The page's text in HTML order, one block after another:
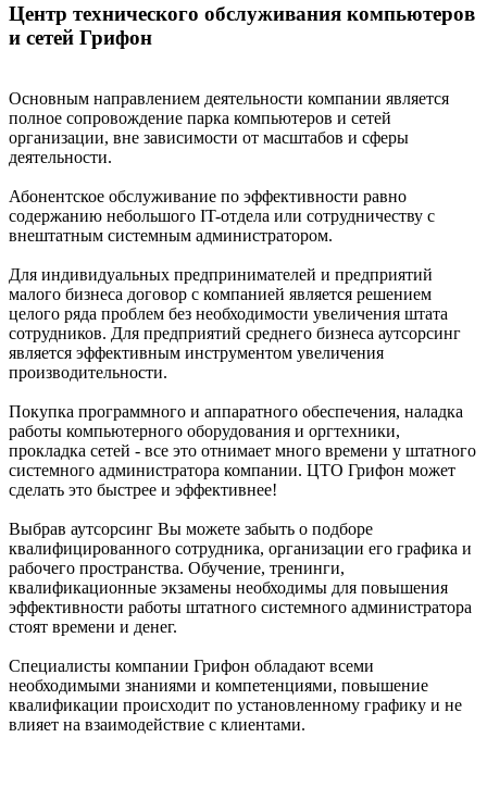
Центр технического обслуживания компьютеров
и сетей Грифон
Основным направлением деятельности компании является
полное сопровождение парка компьютеров и сетей
организации, вне зависимости от масштабов и сферы
деятельности.
Абонентское обслуживание по эффективности равно
содержанию небольшого IT-отдела или сотрудничеству с
внештатным системным администратором.
Для индивидуальных предпринимателей и предприятий
малого бизнеса договор с компанией является решением
целого ряда проблем без необходимости увеличения штата
сотрудников. Для предприятий среднего бизнеса аутсорсинг
является эффективным инструментом увеличения
производительности.
Покупка программного и аппаратного обеспечения, наладка
работы компьютерного оборудования и оргтехники,
прокладка сетей - все это отнимает много времени у штатного
системного администратора компании. ЦТО Грифон может
сделать это быстрее и эффективнее!
Выбрав аутсорсинг Вы можете забыть о подборе
квалифицированного сотрудника, организации его графика и
рабочего пространства. Обучение, тренинги,
квалификационные экзамены необходимы для повышения
эффективности работы штатного системного администратора
стоят времени и денег.
Специалисты компании Грифон обладают всеми
необходимыми знаниями и компетенциями, повышение
квалификации происходит по установленному графику и не
влияет на взаимодействие с клиентами.